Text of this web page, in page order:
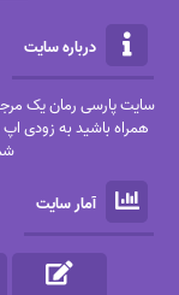
درباره سایت
سایت پارسی رمان یک مرجع
همراه باشید به زودی
آمار سایت